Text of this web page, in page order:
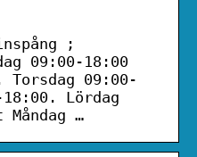
;
09:00-18:00
Torsdag 09:00-
Lördag
Måndag …